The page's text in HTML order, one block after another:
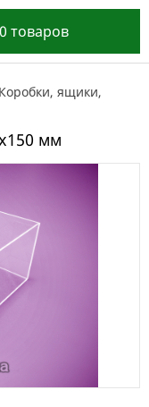
0 товаров
Коробки, ящики,
мм